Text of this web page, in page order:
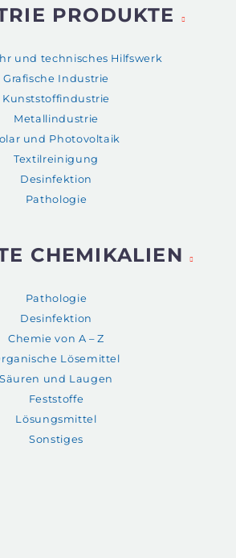
PRODUKTE
und technisches Hilfswerk
Grafische Industrie
Kunststoffindustrie
Metallindustrie
und Photovoltaik
Textilreinigung
Desinfektion
Pathologie
CHEMIKALIEN
Pathologie
Desinfektion
Chemie von A – Z
Lösemittel
Säuren und Laugen
Feststoffe
Lösungsmittel
Sonstiges